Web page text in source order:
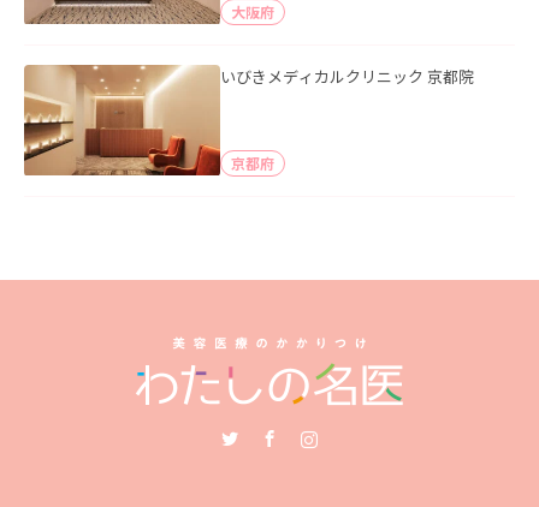
大阪府
いびきメディカルクリニック 京都院
京都府